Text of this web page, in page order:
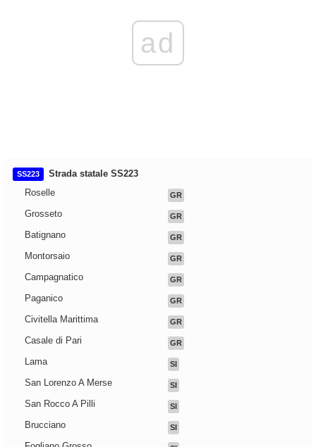
ad
SS223
Strada statale SS223
Roselle
GR
Grosseto GR
Batignano GR
Montorsaio GR
Campagnatico GR
Paganico GR
Civitella Marittima GR
Casale di Pari GR
Lama SI
San Lorenzo A Merse SI
San Rocco A Pilli SI
Brucciano SI